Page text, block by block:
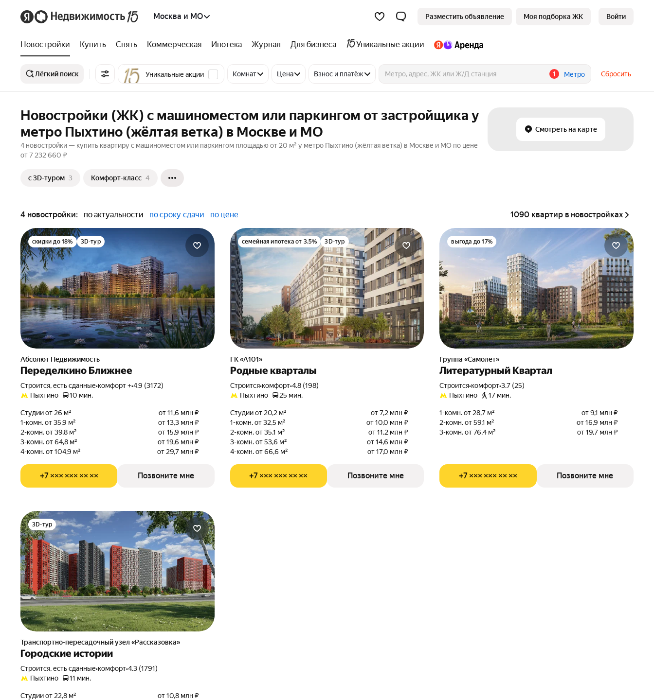
Москва и МО Разместить объявление Моя подборка ЖК Войти
Новостройки Купить Снять Коммерческая Ипотека Журнал Для бизнеса Уникальные акции
Лёгкий поиск Уникальные акции Комнат Цена Взнос и платёж 1 Метро Сбросить
Новостройки (ЖК) с машиноместом или паркингом от застройщика у
метро Пыхтино (жёлтая ветка) в Москве и МО
4 новостройки — купить квартиру с машиноместом или паркингом площадью от 20 м² у метро Пыхтино (жёлтая ветка) в Москве и МО по цене
от 7 232 660 ₽
c 3D-туром 3 Комфорт-класс 4
Смотреть на карте
4 новостройки: по актуальности по сроку сдачи по цене 1090 квартир в новостройках
скидки до 18% 3D-тур
Абсолют Недвижимость
Переделкино Ближнее
Строится, есть сданные•комфорт +•4.9 (3172)
Пыхтино
10 мин.
Студии от 26 м²
от 11,6 млн ₽
1-комн. от 35,9 м²
от 13,3 млн ₽
2-комн. от 39,8 м²
от 15,9 млн ₽
3-комн. от 64,8 м²
от 19,6 млн ₽
4-комн. от 104,9 м²
от 29,7 млн ₽
+7 ××× ××× ×× ×× Позвоните мне
семейная ипотека от 3.5% 3D-тур
ГК «А101»
Родные кварталы
Строится•комфорт•4.8 (198)
Пыхтино
25 мин.
Студии от 20,2 м²
от 7,2 млн ₽
1-комн. от 32,5 м²
от 10,0 млн ₽
2-комн. от 35,1 м²
от 11,2 млн ₽
3-комн. от 53,6 м²
от 14,6 млн ₽
4-комн. от 66,6 м²
от 17,0 млн ₽
+7 ××× ××× ×× ×× Позвоните мне
выгода до 17%
Группа «Самолет»
Литературный Квартал
Строится•комфорт•3.7 (25)
Пыхтино
17 мин.
1-комн. от 28,7 м²
от 9,1 млн ₽
2-комн. от 59,1 м²
от 16,9 млн ₽
3-комн. от 76,4 м²
от 19,7 млн ₽
+7 ××× ××× ×× ×× Позвоните мне
3D-тур
Транспортно-пересадочный узел «Рассказовка»
Городские истории
Строится, есть сданные•комфорт•4.3 (1791)
Пыхтино
11 мин.
Студии от 22,8 м²
от 10,8 млн ₽